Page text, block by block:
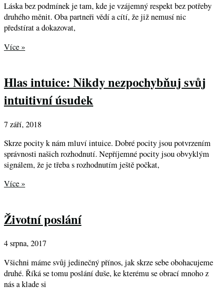
Láska bez podmínek je tam, kde je vzájemný respekt bez potřeby
druhého měnit. Oba partneři vědí a cítí, že již nemusí nic
předstírat a dokazovat,
Více »
Hlas intuice: Nikdy nezpochybňuj svůj
intuitivní úsudek
7 září, 2018
Skrze pocity k nám mluví intuice. Dobré pocity jsou potvrzením
správnosti našich rozhodnutí. Nepříjemné pocity jsou obvyklým
signálem, že je třeba s rozhodnutím ještě počkat,
Více »
Životní poslání
4 srpna, 2017
Všichni máme svůj jedinečný přínos, jak skrze sebe obohacujeme
druhé. Říká se tomu poslání duše, ke kterému se obrací mnoho z
nás a klade si